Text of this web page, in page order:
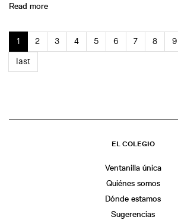
Read more
1 2 3 4 5 6 7 8 9
last
EL COLEGIO
Ventanilla única
Quiénes somos
Dónde estamos
Sugerencias